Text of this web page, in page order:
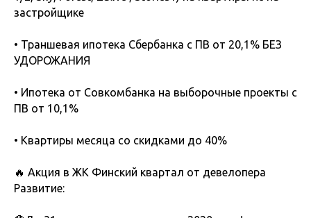
застройщике
• Траншевая ипотека Сбербанка с ПВ от 20,1% БЕЗ
УДОРОЖАНИЯ
• Ипотека от Совкомбанка на выборочные проекты с
ПВ от 10,1%
• Квартиры месяца со скидками до 40%
🔥 Акция в ЖК Финский квартал от девелопера
Развитие: